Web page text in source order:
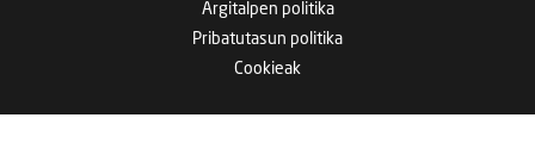
Argitalpen politika
Pribatutasun politika
Cookieak